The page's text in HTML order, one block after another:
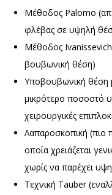
Μέθοδος Palomo
φλέβας σε υψηλή
Μέθοδος
βουβωνική θέση)
Υποβουβωνική θέση
μικρότερο ποσοστό
χειρουργικές
Λαπαροσκοπική (πιο
οποία χρειάζεται
χωρίς να παρέχει
Τεχνική Tauber